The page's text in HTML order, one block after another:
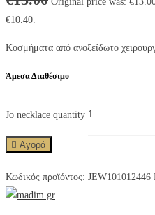
€10.40.
Κοσμήματα από ανοξείδωτο
Άμεσα Διαθέσιμο
Jo necklace quantity
Αγορά
Κωδικός προϊόντος: JEW101012446